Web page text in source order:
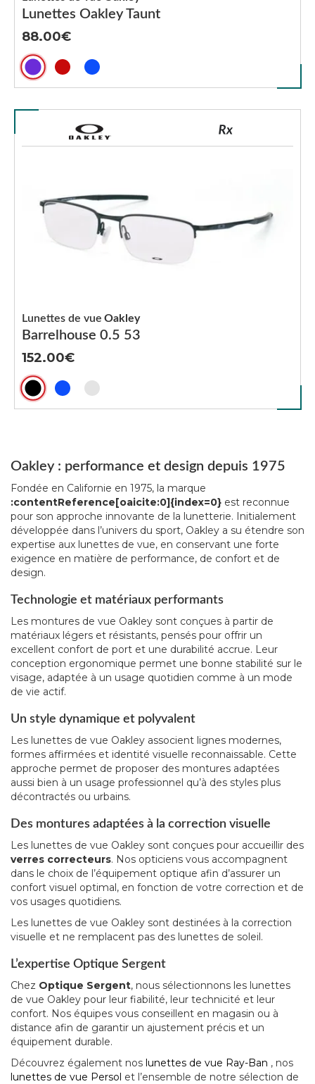
Lunettes Oakley Taunt
88.00
Barrelhouse 0.5 53
Lunettes de vue Oakley
152.00
Oakley : performance et design depuis 1975
Fondée en Californie en 1975, la marque
:contentReference[oaicite:0]{index=0} est reconnue
pour son approche innovante de la lunetterie. Initialement
développée dans l’univers du sport, Oakley a su étendre son
expertise aux lunettes de vue, en conservant une forte
exigence en matière de performance, de confort et de
design.
Technologie et matériaux performants
Les montures de vue Oakley sont conçues à partir de
matériaux légers et résistants, pensés pour offrir un
excellent confort de port et une durabilité accrue. Leur
conception ergonomique permet une bonne stabilité sur le
visage, adaptée à un usage quotidien comme à un mode
de vie actif.
Un style dynamique et polyvalent
Les lunettes de vue Oakley associent lignes modernes,
formes affirmées et identité visuelle reconnaissable. Cette
approche permet de proposer des montures adaptées
aussi bien à un usage professionnel qu’à des styles plus
décontractés ou urbains.
Des montures adaptées à la correction visuelle
Les lunettes de vue Oakley sont conçues pour accueillir des
verres correcteurs. Nos opticiens vous accompagnent
dans le choix de l’équipement optique afin d’assurer un
confort visuel optimal, en fonction de votre correction et de
vos usages quotidiens.
Les lunettes de vue Oakley sont destinées à la correction
visuelle et ne remplacent pas des lunettes de soleil.
L’expertise Optique Sergent
Chez Optique Sergent, nous sélectionnons les lunettes
de vue Oakley pour leur fiabilité, leur technicité et leur
confort. Nos équipes vous conseillent en magasin ou à
distance afin de garantir un ajustement précis et un
équipement durable.
Découvrez également nos lunettes de vue Ray-Ban , nos
lunettes de vue Persol et l’ensemble de notre sélection de